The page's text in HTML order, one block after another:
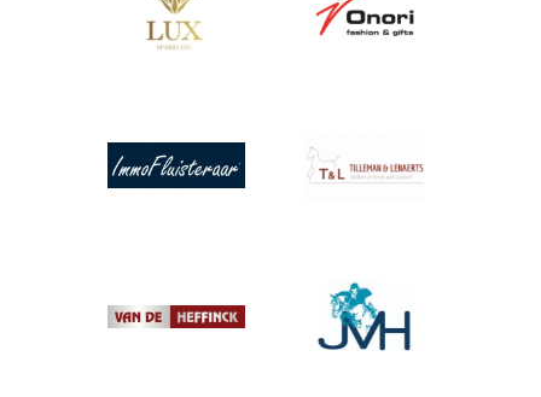
Afbeelding Afbeelding
Afbeelding
Afbeelding